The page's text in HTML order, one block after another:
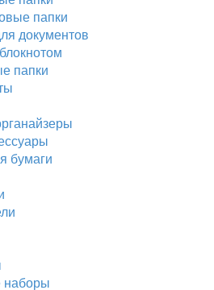
папки
документов
папки
бумаги
наборы